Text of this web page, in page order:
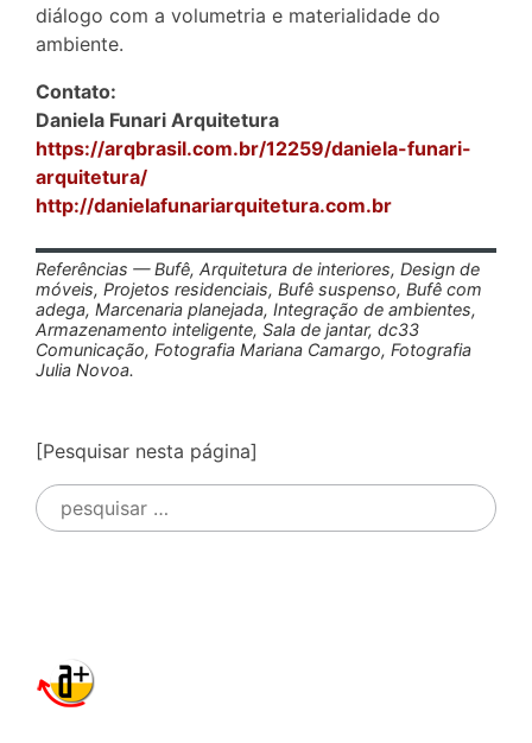
diálogo com a volumetria e materialidade do
ambiente.
Contato:
Daniela Funari Arquitetura
https://arqbrasil.com.br/12259/daniela-funari-
arquitetura/
http://danielafunariarquitetura.com.br
Referências — Bufê, Arquitetura de interiores, Design de
móveis, Projetos residenciais, Bufê suspenso, Bufê com
adega, Marcenaria planejada, Integração de ambientes,
Armazenamento inteligente, Sala de jantar, dc33
Comunicação, Fotografia Mariana Camargo, Fotografia
Julia Novoa.
[Pesquisar nesta página]
Pesquisar
por: